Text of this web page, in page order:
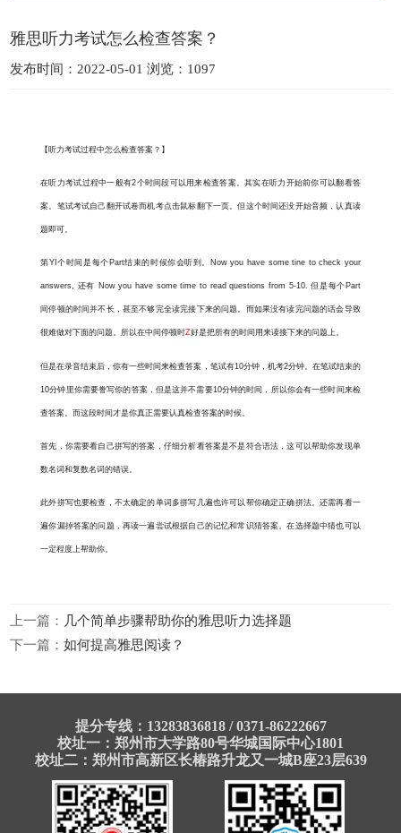
雅思听力考试怎么检查答案？
发布时间：2022-05-01 浏览：1097
【听力考试过程中怎么检查答案？】
在听力考试过程中一般有2个时间段可以用来检查答案。其实在听力开始前你可以翻看答
案。笔试考试自己翻开试卷而机考点击鼠标翻下一页。但这个时间还没开始音频，认真读
题即可。
第YI个时间是每个Part结束的时候你会听到。Now you have some tine to check your
answers, 还有 Now you have some time to read questions from 5-10. 但是每个Part
间停顿的时间并不长，甚至不够完全读完接下来的问题。而如果没有读完问题的话会导致
很难做对下面的问题。所以在中间停顿时Z好是把所有的时间用来读接下来的问题上。
但是在录音结束后，你有一些时间来检查答案，笔试有10分钟，机考2分钟。在笔试结束的
10分钟里你需要誊写你的答案，但是这并不需要10分钟的时间，所以你会有一些时间来检
查答案。而这段时间才是你真正需要认真检查答案的时候。
首先，你需要看自己拼写的答案，仔细分析看答案是不是符合语法，这可以帮助你发现单
数名词和复数名词的错误。
此外拼写也要检查，不太确定的单词多拼写几遍也许可以帮你确定正确拼法。还需再看一
遍你漏掉答案的问题，再读一遍尝试根据自己的记忆和常识猜答案。在选择题中猜也可以
一定程度上帮助你。
上一篇： 几个简单步骤帮助你的雅思听力选择题
下一篇：如何提高雅思阅读？
提分专线：13283836818 / 0371-86222667
校址一：郑州市大学路80号华城国际中心1801
校址二：郑州市高新区长椿路升龙又一城B座23层639